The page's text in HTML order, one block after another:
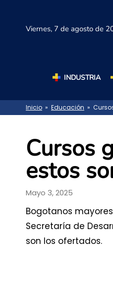
Viernes, 7 de agosto de
INDUSTRIA
Inicio » Educación »
Cursos
estos
Mayo 3, 2025
Bogotanos
Secretaría de
son los ofertados.